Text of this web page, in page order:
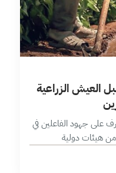
العيش الزراعية
على جهود الفاعلين في
من هيئات دولية
وقياس أثر هذه